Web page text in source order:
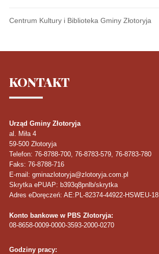
Centrum Kultury i Biblioteka Gminy Złotoryja
KONTAKT
Urząd Gminy Złotoryja
al. Miła 4
59-500 Złotoryja
Telefon: 76-8788-700, 76-8783-579, 76-8783-780
Faks: 76-8788-716
E-mail: gminazlotoryja@zlotoryja.com.pl
Skrytka ePUAP: b393q8pnlb/skrytka
Adres eDoręczeń: AE:PL-82374-44922-HSWEU-18
Konto bankowe w PBS Złotoryja:
08-8658-0009-0000-3593-2000-0270
Godziny pracy: